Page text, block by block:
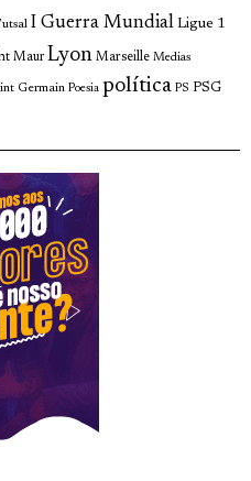
I Guerra Mundial Ligue 1
Maur Lyon Marseille Medias
Germain Poesia política PS PSG